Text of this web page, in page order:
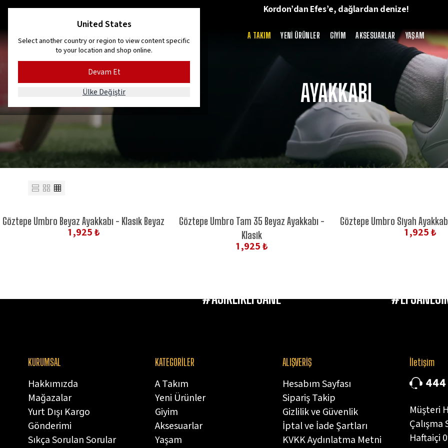
United States
Select another country or region to view content specific
to your location and shop online.
Devam Et
Ülke Değiştir
ŞİMDİ SATIŞTA! Kordon’dan Efes’e, dağlardan denize!
A TAKIM YENİ ÜRÜNLER GİYİM AKSESUARLAR YAŞAM
AYAKKABI
Göztepe Umbro Beyaz Ayakkabı - Klasik Beyaz
1,925 ₺
Göztepe Umbro Tam 35 Beyaz Ayakkabı -
Klasik
1,925 ₺
Göztepe Umbro Siyah
1,925 ₺
#ASIRLIKEFSANE
KURUMSAL
Hakkımızda
Mağazalar
Yurt Dışı Kargo
Gönderimi
Sıkça Sorulan Sorular
KATEGORİLER
A Takım
Yeni Ürünler
Giyim
Aksesuarlar
Yaşam
ALIŞVERİŞ
Hesabım Sayfası
Sipariş Takip
Gizlilik ve Güvenlik
İptal ve İade Şartları
KVKK Aydınlatma Metni
İletişim
Müşteri
Çalışma
Haftaiçi